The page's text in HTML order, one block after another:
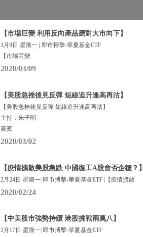
【市場巨變 利用反向產品應對大市向下】
3月9日 星期一 | 即市搏擊-華夏基金ETF
【市場巨變
2020/03/09
【美股急挫後見反彈 短線追升逢高再沽】
【美股急挫後見反彈 短線追升逢高再沽】
主持：朱子昭
嘉賓
2020/03/02
【疫情擴散美股急跌 中國復工A股會否企穩？】
2月24日 星期一| 即市搏擊-華夏基金ETF |【疫情擴散
2020/02/24
【中美股市強勢持續 港股挑戰兩萬八】
2月17日 星期一| 即市搏擊-華夏基金ETF